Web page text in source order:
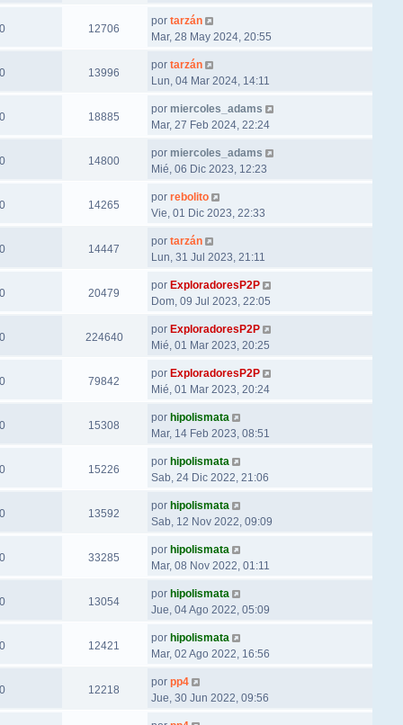
0 12706
por tarzán
Mar, 28 May 2024, 20:55
0 13996
por tarzán
Lun, 04 Mar 2024, 14:11
0 18885
por miercoles_adams
Mar, 27 Feb 2024, 22:24
0 14800
por miercoles_adams
Mié, 06 Dic 2023, 12:23
0 14265
por rebolito
Vie, 01 Dic 2023, 22:33
0 14447
por tarzán
Lun, 31 Jul 2023, 21:11
0 20479
por ExploradoresP2P
Dom, 09 Jul 2023, 22:05
0 224640
por ExploradoresP2P
Mié, 01 Mar 2023, 20:25
0 79842
por ExploradoresP2P
Mié, 01 Mar 2023, 20:24
0 15308
por hipolismata
Mar, 14 Feb 2023, 08:51
0 15226
por hipolismata
Sab, 24 Dic 2022, 21:06
0 13592
por hipolismata
Sab, 12 Nov 2022, 09:09
0 33285
por hipolismata
Mar, 08 Nov 2022, 01:11
0 13054
por hipolismata
Jue, 04 Ago 2022, 05:09
0 12421
por hipolismata
Mar, 02 Ago 2022, 16:56
0 12218
por pp4
Jue, 30 Jun 2022, 09:56